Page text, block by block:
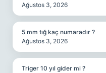
Ağustos 3, 2026
5 mm tığ kaç numaradır ?
Ağustos 3, 2026
Triger 10 yıl gider mi ?